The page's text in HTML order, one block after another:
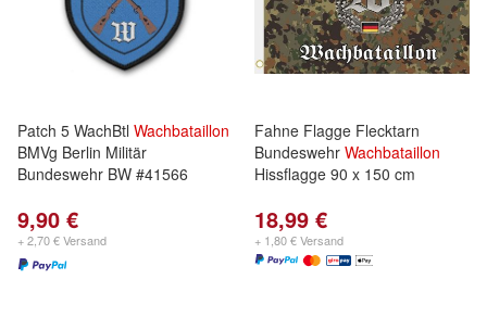
Patch 5 WachBtl Wachbataillon
BMVg Berlin Militär
Bundeswehr BW #41566
9,90 €
+ 2,70 € Versand
Fahne Flagge Flecktarn
Bundeswehr Wachbataillon
Hissflagge 90 x 150 cm
18,99 €
+ 1,80 € Versand